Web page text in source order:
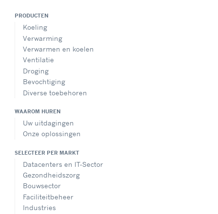
PRODUCTEN
Koeling
Verwarming
Verwarmen en koelen
Ventilatie
Droging
Bevochtiging
Diverse toebehoren
WAAROM HUREN
Uw uitdagingen
Onze oplossingen
SELECTEER PER MARKT
Datacenters en IT-Sector
Gezondheidszorg
Bouwsector
Faciliteitbeheer
Industries